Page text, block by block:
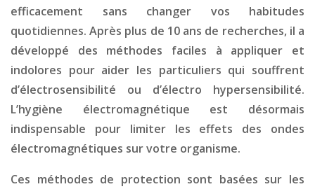
efficacement sans changer vos habitudes
quotidiennes. Après plus de 10 ans de recherches, il a
développé des méthodes faciles à appliquer et
indolores pour aider les particuliers qui souffrent
d’électrosensibilité ou d’électro hypersensibilité.
L’hygiène électromagnétique est désormais
indispensable pour limiter les effets des ondes
électromagnétiques sur votre organisme.
Ces méthodes de protection sont basées sur les